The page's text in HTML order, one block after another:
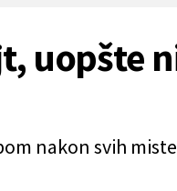
uopšte
nakon svih